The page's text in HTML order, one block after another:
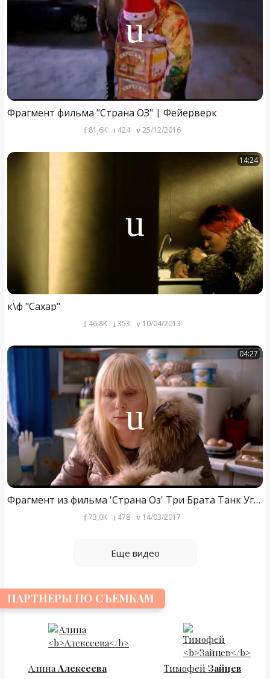
Фрагмент фильма "Страна ОЗ" | Фейерверк
81,6K 424 25/12/2016
14:24
к\ф "Сахар"
46,8K 353 10/04/2013
04:27
Фрагмент из фильма 'Страна Оз' Три Брата Танк Угнали
73,0K 478 14/03/2017
Еще видео
ПАРТНЕРЫ ПО СЪЕМКАМ
Алина Алексеева Тимофей Зайцев